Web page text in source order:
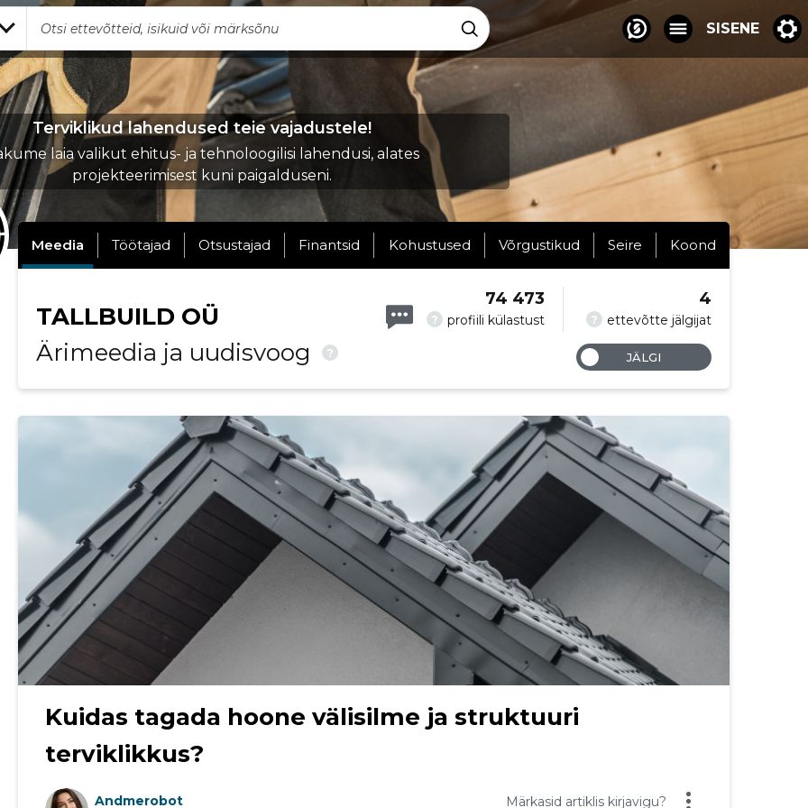
SISENE
Terviklikud lahendused teie vajadustele!
laia valikut ehitus- ja tehnoloogilisi lahendusi, alates
projekteerimisest kuni paigalduseni.
Meedia Töötajad Otsustajad Finantsid Kohustused Võrgustikud Seire Koond
TALLBUILD OÜ
Ärimeedia ja uudisvoog
?
? profiili külastust
74 473
? ettevõtte jälgijat
4
JÄLGI
Kuidas tagada hoone välisilme ja struktuuri
terviklikkus?
Andmerobot
Märkasid artiklis kirjavigu?
Sinu nimi
Sinu nimi